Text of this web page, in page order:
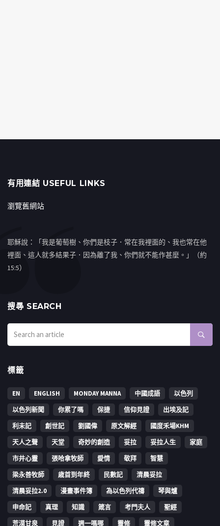
有用連結 USEFUL LINKS
瀏覽舊網站
耶穌說：「我是葡萄樹、你們是枝子．常在我裡面的、我也常在他
裡面、這人就多結果子．因為離了我、你們就不能作甚麼。」（約
15:5）
搜㝷 SEARCH
標籤
EN ENGLISH MONDAY MANNA 中國成語
以色列
以色列新聞
你累了嗎 保捷 信仰見證
出埃及記
利未記
創世記 劉國偉 原文解經
國度禾場KHM
天人之聲
天堂 奇妙的創造 妥拉 妥拉人生
家庭
市井心靈
張哈拿牧師 愛情 敬拜
智慧
梁永善牧師
歳首到年終 民數記
清晨妥拉
清晨妥拉2.0
漫畫事件簿 為以色列代禱
琴與爐
申命記
真理 知識 箴言 考門夫人
聖經
荒漠甘泉
見證 週一嗎哪 靈修 靈修文章